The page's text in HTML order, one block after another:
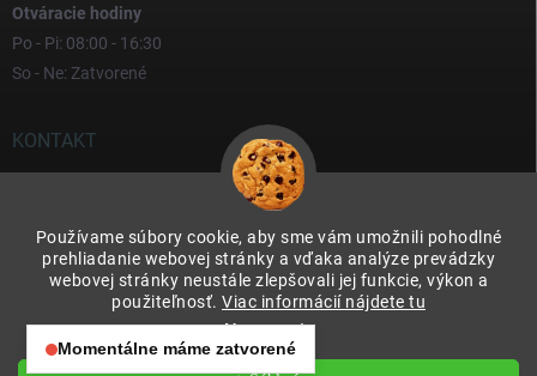
Používame súbory cookie, aby sme vám umožnili pohodlné
prehliadanie webovej stránky a vďaka analýze prevádzky
webovej stránky neustále zlepšovali jej funkcie, výkon a
použiteľnosť. Viac informácií nájdete tu
Nastavenie
Otváracie hodiny
Po - Pi: 08:00 - 16:30
So - Ne: Zatvorené
KONTAKT
0917 000 000
Momentálne máme zatvorené
Otváracie hodiny: